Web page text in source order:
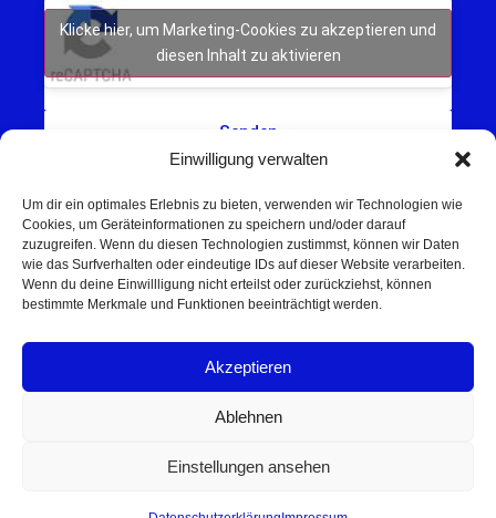
Einwilligung verwalten
Um dir ein optimales Erlebnis zu bieten, verwenden wir Technologien wie
Cookies, um Geräteinformationen zu speichern und/oder darauf
zuzugreifen. Wenn du diesen Technologien zustimmst, können wir Daten
wie das Surfverhalten oder eindeutige IDs auf dieser Website verarbeiten.
Wenn du deine Einwillligung nicht erteilst oder zurückziehst, können
bestimmte Merkmale und Funktionen beeinträchtigt werden.
Akzeptieren
Ablehnen
Einstellungen ansehen
Schweinfurt NEWS – Aktuelle Nachrichten,
Umgebung.
unverbindlich anfragen
Klicke hier, um Marketing-Cookies zu akzeptieren und
diesen Inhalt zu aktivieren
Senden